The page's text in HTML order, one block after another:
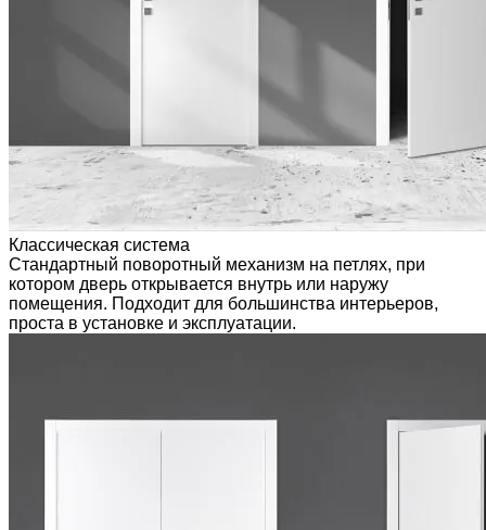
Классическая система
Стандартный поворотный механизм на петлях, при
котором дверь открывается внутрь или наружу
помещения. Подходит для большинства интерьеров,
проста в установке и эксплуатации.